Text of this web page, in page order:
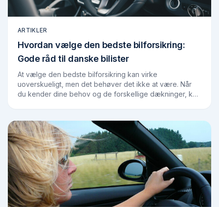
ARTIKLER
Hvordan vælge den bedste bilforsikring:
Gode råd til danske bilister
At vælge den bedste bilforsikring kan virke
uoverskueligt, men det behøver det ikke at være. Når
du kender dine behov og de forskellige dækninger, kan